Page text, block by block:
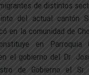
de distintos
del actual cantón
en la comunidad de
en
el gobierno del Dr.
de Gobierno el Sr.